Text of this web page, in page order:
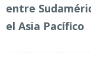
entre
el Asia Pacífico